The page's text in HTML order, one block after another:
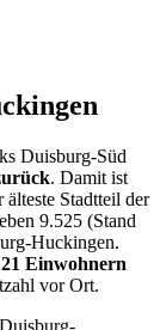
Duisburg-Süd
. Damit ist
Stadtteil der
9.525 (Stand
Huckingen.
Einwohnern
vor Ort.